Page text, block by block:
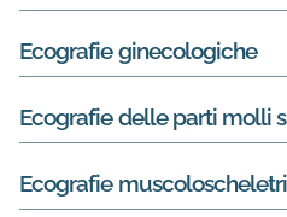
Ecografie ginecologiche
Ecografie delle parti molli
Ecografie